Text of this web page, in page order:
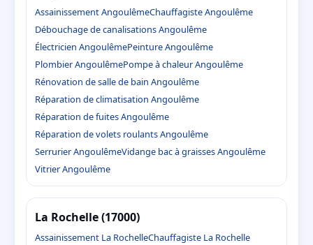
Assainissement AngoulêmeChauffagiste Angoulême
Débouchage de canalisations Angoulême
Électricien AngoulêmePeinture Angoulême
Plombier AngoulêmePompe à chaleur Angoulême
Rénovation de salle de bain Angoulême
Réparation de climatisation Angoulême
Réparation de fuites Angoulême
Réparation de volets roulants Angoulême
Serrurier AngoulêmeVidange bac à graisses Angoulême
Vitrier Angoulême
La Rochelle (17000)
Assainissement La RochelleChauffagiste La Rochelle